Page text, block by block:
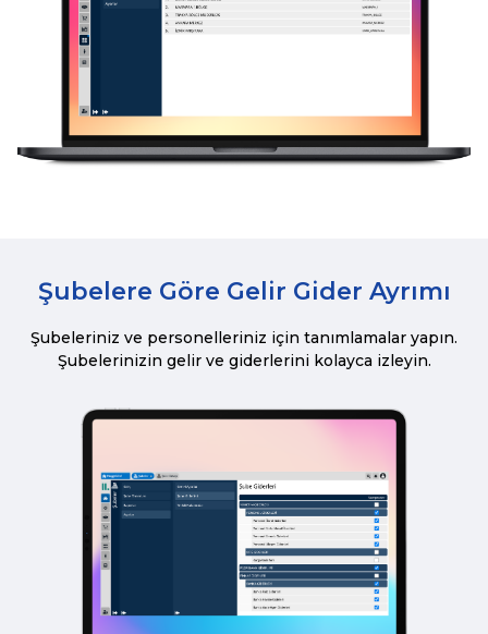
Şubelere Göre Gelir Gider Ayrımı
Şubeleriniz ve personelleriniz için tanımlamalar yapın.
Şubelerinizin gelir ve giderlerini kolayca izleyin.